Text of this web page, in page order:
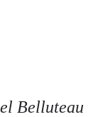
Belluteau